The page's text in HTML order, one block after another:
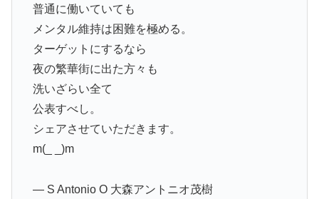
普通に働いていても
メンタル維持は困難を極める。
ターゲットにするなら
夜の繁華街に出た方々も
洗いざらい全て
公表すべし。
シェアさせていただきます。
m(_ _)m
— S Antonio O 大森アントニオ茂樹